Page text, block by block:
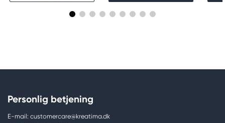
Personlig betjening
E-mail: customercare@kreatima.dk